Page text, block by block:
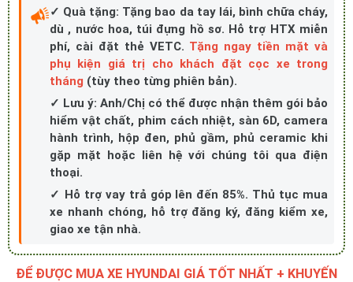
✓ Quà tặng: Tặng bao da tay lái, bình chữa cháy,
dù , nước hoa, túi đựng hồ sơ. Hỗ trợ HTX miễn
phí, cài đặt thẻ VETC. Tặng ngay tiền mặt và
phụ kiện giá trị cho khách đặt cọc xe trong
tháng (tùy theo từng phiên bản).
✓ Lưu ý: Anh/Chị có thể được nhận thêm gói bảo
hiểm vật chất, phim cách nhiệt, sàn 6D, camera
hành trình, hộp đen, phủ gầm, phủ ceramic khi
gặp mặt hoặc liên hệ với chúng tôi qua điện
thoại.
✓ Hỗ trợ vay trả góp lên đến 85%. Thủ tục mua
xe nhanh chóng, hỗ trợ đăng ký, đăng kiểm xe,
giao xe tận nhà.
ĐỂ ĐƯỢC MUA XE HYUNDAI GIÁ TỐT NHẤT + KHUYẾN